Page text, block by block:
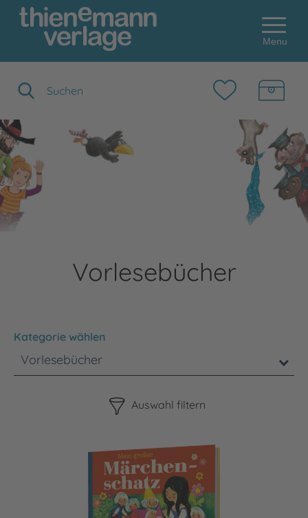
Menu
Vorlesebücher
Kategorie wählen
Vorlesebücher
Auswahl filtern